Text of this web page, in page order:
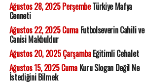
Ağustos 28, 2025 PerşembeTürkiye Mafya
Cenneti
Ağustos 22, 2025 CumaFutbolseverin Cahili ve
Canisi Makbuldur
Ağustos 20, 2025 ÇarşambaEğitimli Cehalet
Ağustos 15, 2025 CumaKuru Slogan Değil Ne
İstediğini Bilmek